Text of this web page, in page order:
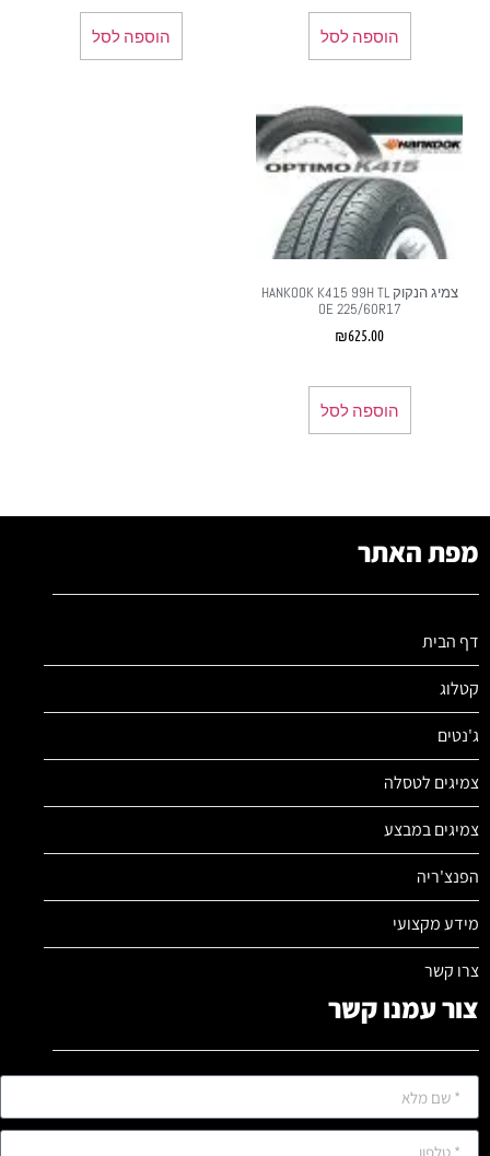
הוספה לסל הוספה לסל
צמיג הנקוק HANKOOK K415 99H TL
OE 225/60R17
₪625.00
הוספה לסל
מפת האתר
דף הבית
קטלוג
ג'נטים
צמיגים לטסלה
צמיגים במבצע
הפנצ'ריה
מידע מקצועי
צרו קשר
צור עמנו קשר